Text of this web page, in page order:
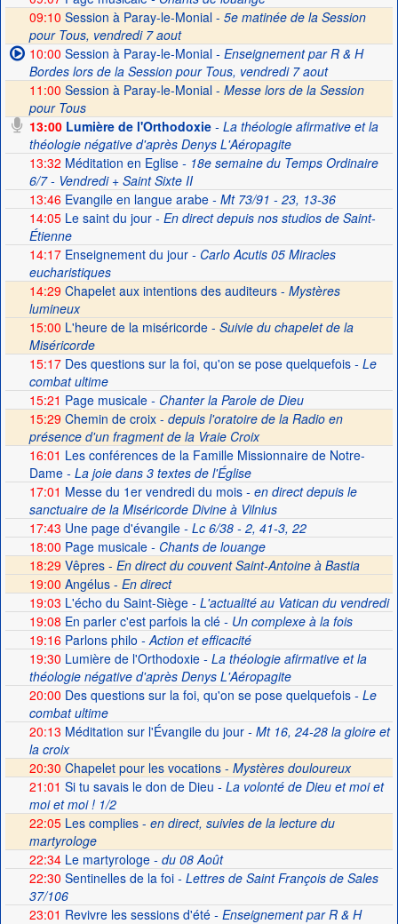
09:10 Session à Paray-le-Monial - 5e matinée de la Session
pour Tous, vendredi 7 aout
10:00 Session à Paray-le-Monial- Enseignement par R & H
Bordes lors de la Session pour Tous, vendredi 7 aout
11:00 Session à Paray-le-Monial - Messe lors de la Session
pour Tous
13:00Lumière de l'Orthodoxie- La théologie afirmative et la
théologie négative d'après Denys L'Aéropagite
13:32 Méditation en Eglise- 18e semaine du Temps Ordinaire
6/7 - Vendredi + Saint Sixte II
13:46Evangile en langue arabe- Mt 73/91 - 23, 13-36
14:05Le saint du jour- En direct depuis nos studios de Saint-
Étienne
14:17Enseignement du jour- Carlo Acutis 05 Miracles
eucharistiques
14:29 Chapelet aux intentions des auditeurs - Mystères
lumineux
15:00 L'heure de la miséricorde - Suivie du chapelet de la
Miséricorde
15:17Des questions sur la foi, qu'on se pose quelquefois- Le
combat ultime
15:21 Page musicale- Chanter la Parole de Dieu
15:29 Chemin de croix - depuis l'oratoire de la Radio en
présence d'un fragment de la Vraie Croix
16:01 Les conférences de la Famille Missionnaire de Notre-
Dame- La joie dans 3 textes de l'Église
17:01 Messe du 1er vendredi du mois- en direct depuis le
sanctuaire de la Miséricorde Divine à Vilnius
17:43 Une page d'évangile- Lc 6/38 - 2, 41-3, 22
18:00 Page musicale- Chants de louange
18:29 Vêpres - En direct du couvent Saint-Antoine à Bastia
19:00 Angélus - En direct
19:03 L'écho du Saint-Siège- L'actualité au Vatican du vendredi
19:08 En parler c'est parfois la clé- Un complexe à la fois
19:16Parlons philo - Action et efficacité
19:30 Lumière de l'Orthodoxie- La théologie afirmative et la
théologie négative d'après Denys L'Aéropagite
20:00 Des questions sur la foi, qu'on se pose quelquefois- Le
combat ultime
20:13 Méditation sur l'Évangile du jour- Mt 16, 24-28 la gloire et
la croix
20:30 Chapelet pour les vocations - Mystères douloureux
21:01 Si tu savais le don de Dieu - La volonté de Dieu et moi et
moi et moi ! 1/2
22:05Les complies - en direct, suivies de la lecture du
martyrologe
22:34Le martyrologe- du 08 Août
22:30 Sentinelles de la foi- Lettres de Saint François de Sales
37/106
23:01 Revivre les sessions d'été- Enseignement par R & H